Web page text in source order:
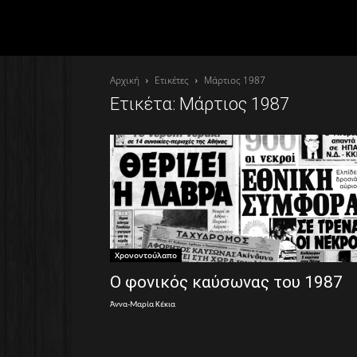
Αρχική Ετικέτες Μάρτιος 1987
Ετικέτα: Μάρτιος 1987
Χρονοντούλαπο
Ο φονικός καύσωνας του 1987
Άννα-Μαρία Κέκια